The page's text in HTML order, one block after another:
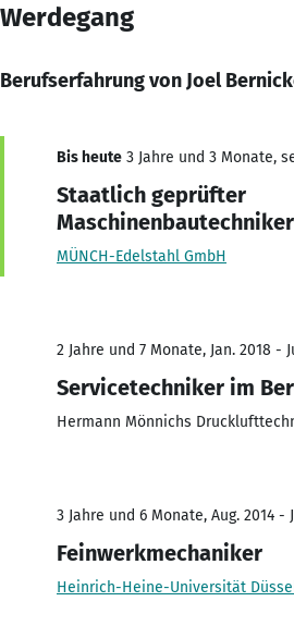
Werdegang
Berufserfahrung von Joel
Bis heute 3 Jahre und 3 Monate,
Staatlich geprüfter
Maschinenbautechniker
MÜNCH-Edelstahl GmbH
2 Jahre und 7 Monate, Jan. 2018 -
Servicetechniker im
Hermann Mönnichs
3 Jahre und 6 Monate, Aug. 2014 -
Feinwerkmechaniker
Heinrich-Heine-Universität